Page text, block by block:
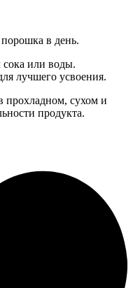
в день.
сока или воды.
лучшего усвоения.
прохладном, сухом и
продукта.